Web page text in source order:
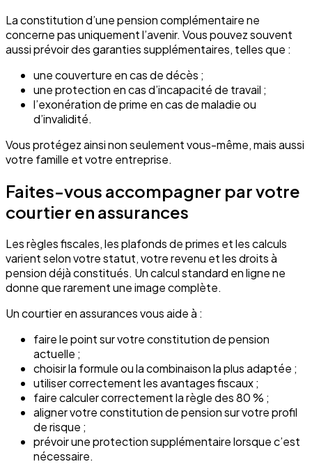
La constitution d’une pension complémentaire ne
concerne pas uniquement l’avenir. Vous pouvez souvent
aussi prévoir des garanties supplémentaires, telles que :
une couverture en cas de décès ;
une protection en cas d’incapacité de travail ;
l’exonération de prime en cas de maladie ou
d’invalidité.
Vous protégez ainsi non seulement vous-même, mais aussi
votre famille et votre entreprise.
Faites-vous accompagner par votre
courtier en assurances
Les règles fiscales, les plafonds de primes et les calculs
varient selon votre statut, votre revenu et les droits à
pension déjà constitués. Un calcul standard en ligne ne
donne que rarement une image complète.
Un courtier en assurances vous aide à :
faire le point sur votre constitution de pension
actuelle ;
choisir la formule ou la combinaison la plus adaptée ;
utiliser correctement les avantages fiscaux ;
faire calculer correctement la règle des 80 % ;
aligner votre constitution de pension sur votre profil
de risque ;
prévoir une protection supplémentaire lorsque c’est
nécessaire.